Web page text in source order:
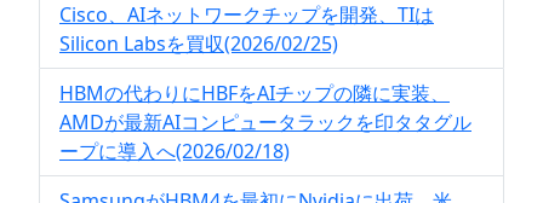
Cisco、AIネットワークチップを開発、TIは
Silicon Labsを買収(2026/02/25)
HBMの代わりにHBFをAIチップの隣に実装、
AMDが最新AIコンピュータラックを印タタグル
ープに導入へ(2026/02/18)